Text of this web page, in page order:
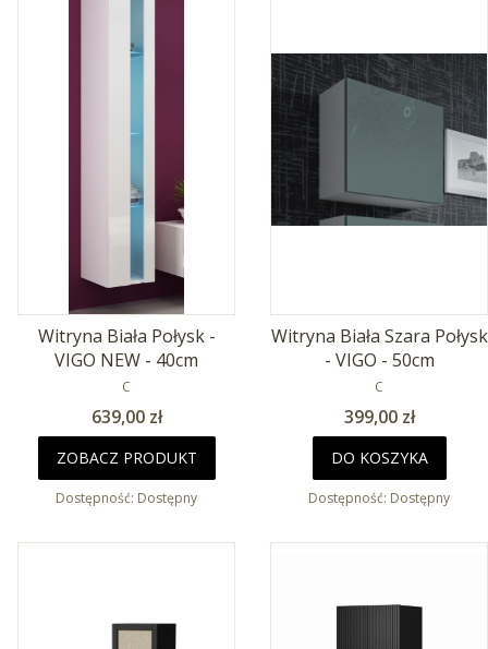
Witryna Biała Połysk -
VIGO NEW - 40cm
PRODUCENT
C
Cena
639,00 zł
ZOBACZ PRODUKT
Dostępność: Dostępny
Witryna Biała Szara Połysk
- VIGO - 50cm
PRODUCENT
C
Cena
399,00 zł
DO KOSZYKA
Dostępność: Dostępny